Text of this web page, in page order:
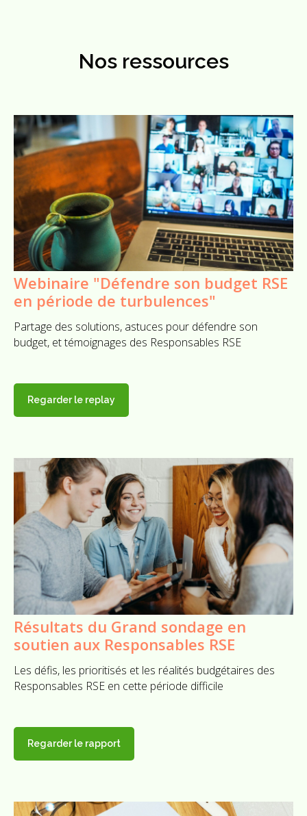
Nos ressources
Webinaire "Défendre son budget RSE
en période de turbulences"
Partage des solutions, astuces pour défendre son
budget, et témoignages des Responsables RSE
Regarder le replay
Résultats du Grand sondage en
soutien aux Responsables RSE
Les défis, les prioritisés et les réalités budgétaires des
Responsables RSE en cette période difficile
Regarder le rapport